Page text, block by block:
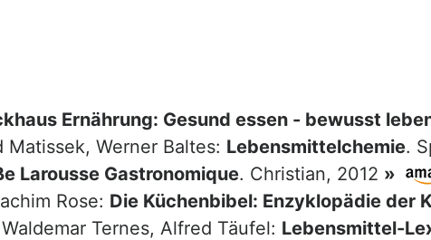
Ernährung: Gesund essen - bewusst
Matissek, Werner Baltes: Lebensmittelchemie.
Larousse Gastronomique. Christian, 2012 »
Rose: Die Küchenbibel: Enzyklopädie der
Ternes, Alfred Täufel: Lebensmittel-